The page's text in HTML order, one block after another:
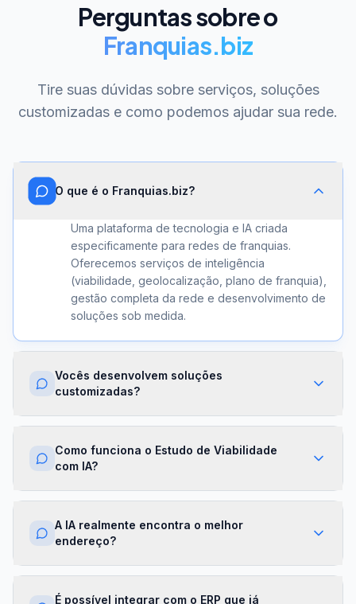
Perguntas sobre o
Franquias.biz
Tire suas dúvidas sobre serviços, soluções
customizadas e como podemos ajudar sua rede.
O que é o Franquias.biz?
Uma plataforma de tecnologia e IA criada
especificamente para redes de franquias.
Oferecemos serviços de inteligência
(viabilidade, geolocalização, plano de franquia),
gestão completa da rede e desenvolvimento de
soluções sob medida.
Vocês desenvolvem soluções
customizadas?
Sim. Além dos módulos prontos, criamos
algoritmos proprietários e APIs sob demanda.
sua franqueadora.
Como funciona o Estudo de Viabilidade
com IA?
Nossa IA cruza dados de mercado,
financeiras para gerar um score de viabilidade
por região. Você recebe um relatório completo
com recomendações em minutos.
A IA realmente encontra o melhor
endereço?
Sim. O módulo de Geolocalização cruza fluxo
É possível integrar com o ERP que já